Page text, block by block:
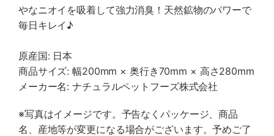
やなニオイを吸着して強力消臭！天然鉱物のパワーで
毎日キレイ♪
原産国: 日本
商品サイズ: 幅200mm × 奥行き70mm × 高さ280mm
メーカー名: ナチュラルペットフーズ株式会社
※写真はイメージです。予告なくパッケージ、商品
名、産地等が変更になる場合がございます。予めご了